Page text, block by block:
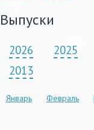
Выпуски
2026 2025
2013
Январь Февраль